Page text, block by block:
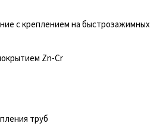
с креплением на быстроэажимных
Zn-Cr
труб